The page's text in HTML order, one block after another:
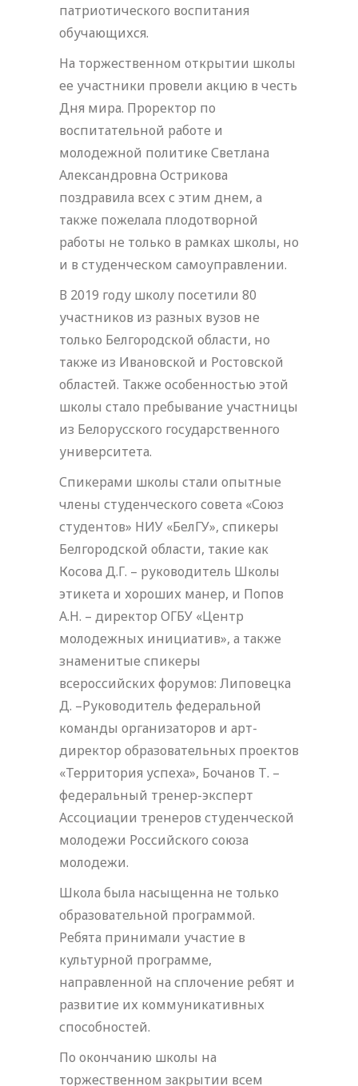
патриотического воспитания
обучающихся.
На торжественном открытии школы
ее участники провели акцию в честь
Дня мира. Проректор по
воспитательной работе и
молодежной политике Светлана
Александровна Острикова
поздравила всех с этим днем, а
также пожелала плодотворной
работы не только в рамках школы, но
и в студенческом самоуправлении.
В 2019 году школу посетили 80
участников из разных вузов не
только Белгородской области, но
также из Ивановской и Ростовской
областей. Также особенностью этой
школы стало пребывание участницы
из Белорусского государственного
университета.
Спикерами школы стали опытные
члены студенческого совета «Союз
студентов» НИУ «БелГУ», спикеры
Белгородской области, такие как
Косова Д.Г. – руководитель Школы
этикета и хороших манер, и Попов
А.Н. – директор ОГБУ «Центр
молодежных инициатив», а также
знаменитые спикеры
всероссийских форумов: Липовецка
Д. –Руководитель федеральной
команды организаторов и арт-
директор образовательных проектов
«Территория успеха», Бочанов Т. –
федеральный тренер-эксперт
Ассоциации тренеров студенческой
молодежи Российского союза
молодежи.
Школа была насыщенна не только
образовательной программой.
Ребята принимали участие в
культурной программе,
направленной на сплочение ребят и
развитие их коммуникативных
способностей.
По окончанию школы на
торжественном закрытии всем